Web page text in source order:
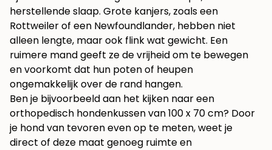
herstellende slaap. Grote kanjers, zoals een
Rottweiler of een Newfoundlander, hebben niet
alleen lengte, maar ook flink wat gewicht. Een
ruimere mand geeft ze de vrijheid om te bewegen
en voorkomt dat hun poten of heupen
ongemakkelijk over de rand hangen.
Ben je bijvoorbeeld aan het kijken naar een
orthopedisch hondenkussen van 100 x 70 cm? Door
je hond van tevoren even op te meten, weet je
direct of deze maat genoeg ruimte en